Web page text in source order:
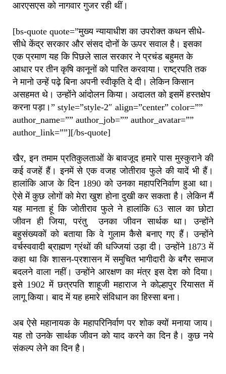
आरएसएस को नागवार गुजर रही थीं।
[bs-quote quote=”मुख्य न्यायाधीश का उपरोक्त कथन सीधे-
सीधे केंद्र सरकार और संसद दोनों के ऊपर सवाल है। इसका
एक प्रमाण यह कि पिछले साल सरकार ने प्रचंड बहुमत के
आधार पर तीन कृषि कानूनों को पारित करवाया। राष्ट्रपति तक
ने मानो उन्हें पढ़े बिना अपनी स्वीकृति दे दी। लेकिन किसान
असहमत थे। उन्होंने आंदोलन किया। अदालत को इसमें हस्तक्षेप
करना पड़ा।” style=”style-2″ align=”center” color=””
author_name=”” author_job=”” author_avatar=””
author_link=””][/bs-quote]
खैर, इन तमाम प्रतिकुलताओं के बावजूद हमारे पास मुस्कुराने की
कई वजहें हैं। इनमें से एक वजह जोतीराव फुले की यादें भी हैं।
हालांकि आज के दिन 1890 को उनका महापरिनिर्वाण हुआ था।
ऐसे में कुछ लोगों को मेरा खुश होना दुखी कर सकता है। लेकिन मैं
यह मानता हूं कि जोतीराव फुले ने हालांकि 63 साल का छोटा
जीवन ही जिया, परंतु उनका जीवन सार्थक था। उन्होंने
बहुसंख्यकों को बताया कि वे गुलाम कैसे बनाए गए हैं। उन्होंने
वर्चस्ववादी ब्राह्मण ग्रंथों की धज्जियां उड़ा दी। उन्होंने 1873 में
कहा था कि शासन-प्रशासन में समुचित भागीदारी के बगैर समाज
बदलने वाला नहीं। उन्होंने आरक्षण का मंत्र इस देश को दिया।
इसे 1902 में छत्रपति शाहूजी महाराज ने कोल्हापुर रियासत में
लागू किया। बाद में यह हमारे संविधान का हिस्सा बना।
अब ऐसे महानायक के महापरिनिर्वाण पर शोक क्यों मनाया जाय।
यह तो उनके सार्थक जीवन को याद करने का दिन है। कुछ नये
संकल्प लेने का दिन है।